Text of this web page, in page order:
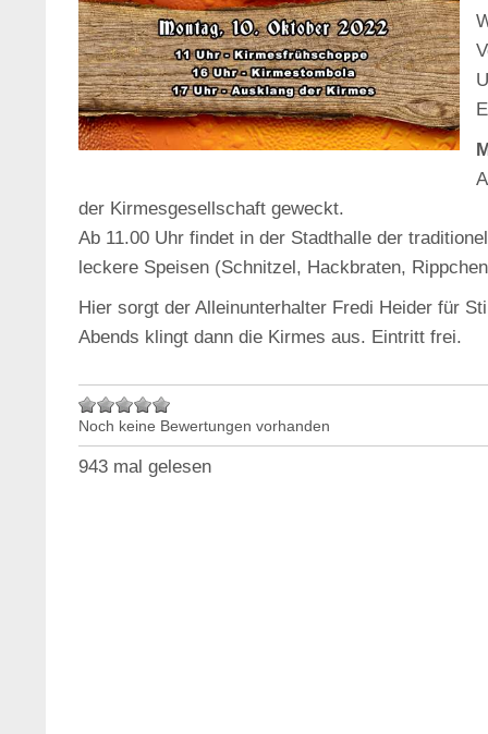
der Kirmesgesellschaft geweckt.
Ab 11.00 Uhr findet in der Stadthalle der
leckere Speisen (Schnitzel, Hackbraten,
Hier sorgt der Alleinunterhalter Fredi Heider für
Abends klingt dann die Kirmes aus. Eintritt frei.
Noch keine Bewertungen vorhanden
943 mal gelesen